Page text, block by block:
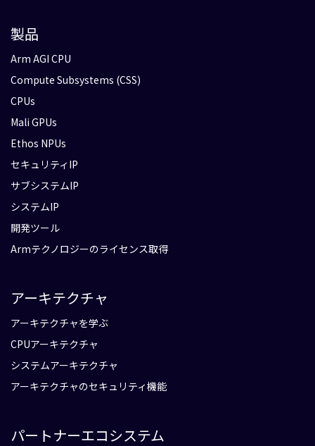
製品
Arm AGI CPU
Compute Subsystems (CSS)
CPUs
Mali GPUs
Ethos NPUs
セキュリティIP
サブシステムIP
システムIP
開発ツール
Armテクノロジーのライセンス取得
アーキテクチャ
アーキテクチャを学ぶ
CPUアーキテクチャ
システムアーキテクチャ
アーキテクチャのセキュリティ機能
パートナーエコシステム